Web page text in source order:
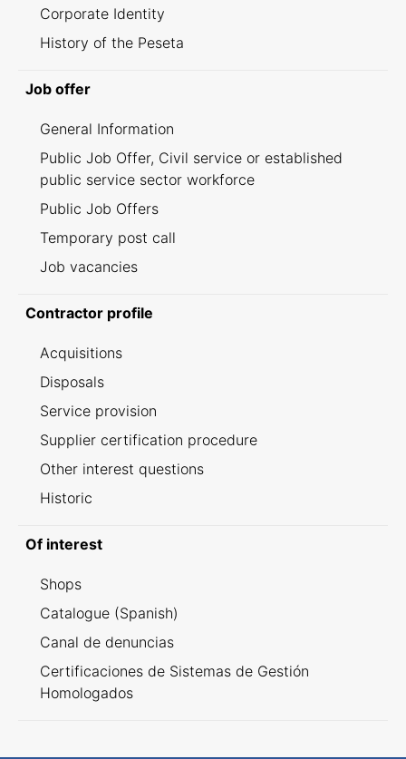
Corporate Identity
History of the Peseta
Job offer
General Information
Public Job Offer, Civil service or established
public service sector workforce
Public Job Offers
Temporary post call
Job vacancies
Contractor profile
Acquisitions
Disposals
Service provision
Supplier certification procedure
Other interest questions
Historic
Of interest
Shops
Catalogue (Spanish)
Canal de denuncias
Certificaciones de Sistemas de Gestión
Homologados